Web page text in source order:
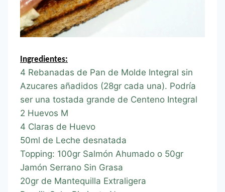
Ingredientes:
4 Rebanadas de Pan de Molde Integral sin
Azucares añadidos (28gr cada una). Podría
ser una tostada grande de Centeno Integral
2 Huevos M
4 Claras de Huevo
50ml de Leche desnatada
Topping: 100gr Salmón Ahumado o 50gr
Jamón Serrano Sin Grasa
20gr de Mantequilla Extraligera